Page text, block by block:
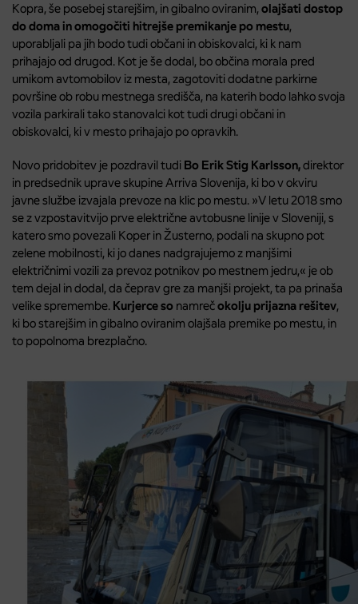
Kopra, še posebej starejšim, in gibalno oviranim, olajšati dostop
do doma in omogočiti hitrejše premikanje po mestu,
uporabljali pa jih bodo tudi občani in obiskovalci, ki k nam
prihajajo od drugod. Kot je še dodal, bo občina morala pred
umikom avtomobilov iz mesta, zagotoviti dodatne parkirne
površine ob robu mestnega središča, na katerih bodo lahko svoja
vozila parkirali tako stanovalci kot tudi drugi občani in
obiskovalci, ki v mesto prihajajo po opravkih.
Novo pridobitev je pozdravil tudi Bo Erik Stig Karlsson,direktor
in predsednik uprave skupine Arriva Slovenija, ki bo v okviru
javne službe izvajala prevoze na klic po mestu. »V letu 2018 smo
se z vzpostavitvijo prve električne avtobusne linije v Sloveniji, s
katero smo povezali Koper in Žusterno, podali na skupno pot
zelene mobilnosti, ki jo danes nadgrajujemo z manjšimi
električnimi vozili za prevoz potnikov po mestnem jedru,« je ob
tem dejal in dodal, da čeprav gre za manjši projekt, ta pa prinaša
velike spremembe. Kurjerce so namrečokolju prijazna rešitev,
ki bo starejšim in gibalno oviranim olajšala premike po mestu, in
to popolnoma brezplačno.